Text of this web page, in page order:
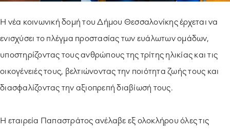
Η νέα κοινωνική δομή του Δήμου Θεσσαλονίκης έρχεται να
ενισχύσει το πλέγμα προστασίας των ευάλωτων ομάδων,
υποστηρίζοντας τους ανθρώπους της τρίτης ηλικίας και τις
οικογένειές τους, βελτιώνοντας την ποιότητα ζωής τους και
διασφαλίζοντας την αξιοπρεπή διαβίωσή τους.
Η εταιρεία Παπαστράτος ανέλαβε εξ ολοκλήρου όλες τις